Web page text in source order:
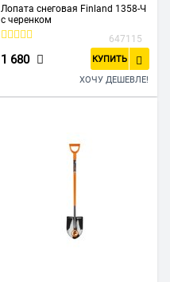
Лопата снеговая Finland 1358-Ч
с черенком
647115
1 680 КУПИТЬ
ХОЧУ ДЕШЕВЛЕ!